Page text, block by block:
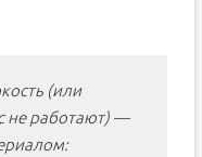
(или
не работают) —